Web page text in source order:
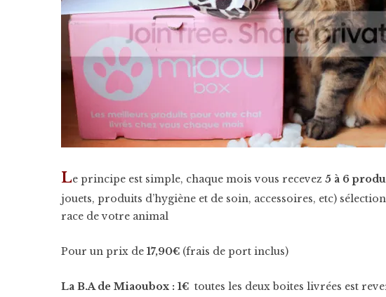
Le principe est simple, chaque mois vous recevez 5 à 6
jouets, produits d’hygiène et de soin, accessoires, etc)
race de votre animal
Pour un prix de 17,90€ (frais de port inclus)
La B.A de Miaoubox : 1€ toutes les deux boites livrées est